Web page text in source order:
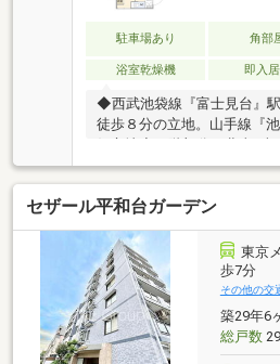
さまざまな条件下でのロー
◆「即！見学！」＆「車で
駐車場あり 角部
浴室乾燥機
即入
◆西武池袋線『富士見台』
徒歩８分の立地。山手線『
放感・眺望抜群◆全開口二
音性◆総戸数１３０戸の大
も良好◆大型スーパー『コモ
の買い物至便◆２０２６年
◆ペット飼育可(規約によ
利用可能◆弊社売主物件につ
す。内覧随時対応中！ご質
合せ下さいませ。
セザール平和台ガーデン
東京
歩7分
その他の交
築29年6
総戸数